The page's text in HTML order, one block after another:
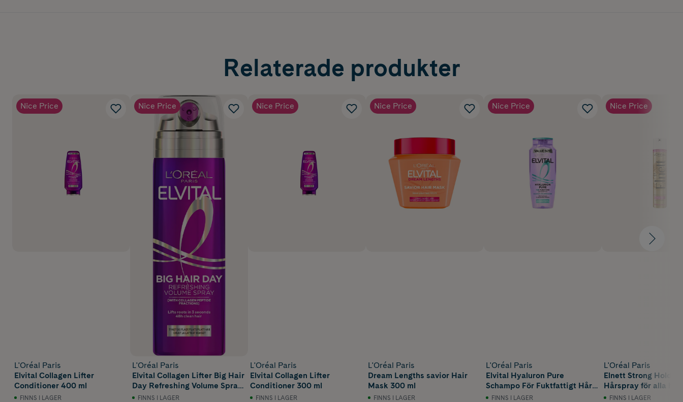
Relaterade produkter
Nice Price
L'Oréal Paris
Elvital Collagen Lifter
Conditioner 400 ml
FINNS I LAGER
Nice Price
L'Oréal Paris
Elvital Collagen Lifter Big Hair
Day Refreshing Volume Spray
200 ml
FINNS I LAGER
Nice Price
L'Oréal Paris
Elvital Collagen Lifter
Conditioner 300 ml
FINNS I LAGER
Nice Price
L'Oréal Paris
Dream Lengths savior Hair
Mask 300 ml
FINNS I LAGER
Nice Price
L'Oréal Paris
Elvital Hyaluron Pure
Schampo För Fuktfattigt Hår
500 ml
FINNS I LAGER
Nice Price
L'Oréal Paris
Elnett Strong Hold
Hårspray för alla
200 ml
FINNS I LAGER